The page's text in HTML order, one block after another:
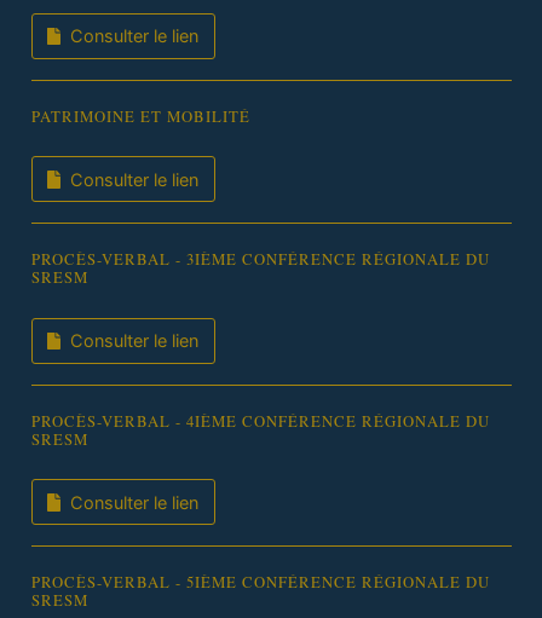
Consulter le lien
PATRIMOINE ET MOBILITÉ
Consulter le lien
PROCÈS-VERBAL - 3IÈME CONFÉRENCE RÉGIONALE DU
SRESM
Consulter le lien
PROCÈS-VERBAL - 4IÈME CONFÉRENCE RÉGIONALE DU
SRESM
Consulter le lien
PROCÈS-VERBAL - 5IÈME CONFÉRENCE RÉGIONALE DU
SRESM